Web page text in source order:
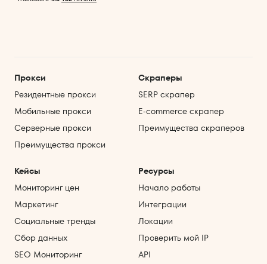
Прокси
Резидентные прокси
Мобильные прокси
Серверные прокси
Преимущества прокси
Скраперы
SERP скрапер
E‑commerce скрапер
Преимущества скраперов
Кейсы
Мониторинг цен
Маркетинг
Социальные тренды
Сбор данных
SEO Мониторинг
Ресурсы
Начало работы
Интеграции
Локации
Проверить мой IP
API